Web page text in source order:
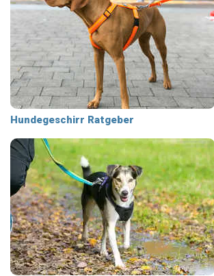
Hundegeschirr Ratgeber